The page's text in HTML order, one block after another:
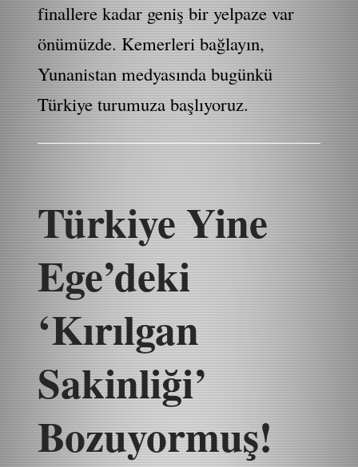
finallere kadar geniş bir yelpaze var
önümüzde. Kemerleri bağlayın,
Yunanistan medyasında bugünkü
Türkiye turumuza başlıyoruz.
Türkiye Yine
Ege’deki
‘Kırılgan
Sakinliği’
Bozuyormuş!